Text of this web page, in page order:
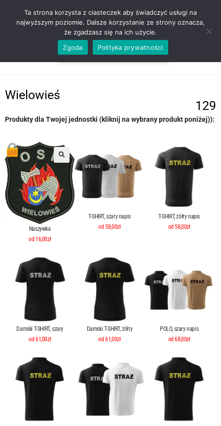
ZADZWOŃ TEL. 600 352 938
Wielowieś
129
Produkty dla Twojej jednostki (kliknij na wybrany produkt poniżej)):
Naszywka
od 16,00zł
T-SHIRT, szary napis
od 58,00zł
T-SHIRT, żółty napis
od 58,00zł
Damski T-SHIRT, szary
od 61,00zł
Damski T-SHIRT, żółty
od 61,00zł
POLO, szary napis
od 68,00zł
Ta strona korzysta z ciasteczek aby świadczyć usługi na
najwyższym poziomie. Dalsze korzystanie ze strony oznacza,
że zgadzasz się na ich użycie.
Zgoda
Polityka prywatności